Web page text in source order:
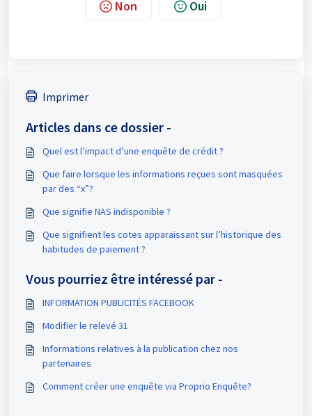
Non Oui
Imprimer
Articles dans ce dossier -
Quel est l’impact d’une enquête de crédit ?
Que faire lorsque les informations reçues sont masquées
par des “x”?
Que signifie NAS indisponible ?
Que signifient les cotes apparaissant sur l’historique des
habitudes de paiement ?
Vous pourriez être intéressé par -
INFORMATION PUBLICITÉS FACEBOOK
Modifier le relevé 31
Informations relatives à la publication chez nos
partenaires
Comment créer une enquête via Proprio Enquête?